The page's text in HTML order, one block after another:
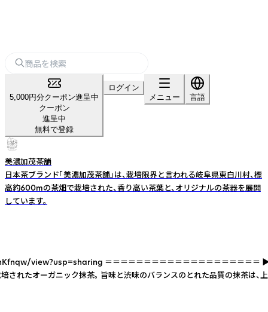
5,000円分クーポン進呈中
クーポン
進呈中
無料で登録
ログイン
メニュー
言語
美濃加茂茶舗
日本茶ブランド「美濃加茂茶舗」は、栽培限界と言われる岐阜県東白川村、標
高約600mの茶畑で栽培された、香り高い茶葉と、オリジナルの茶器を展開
しています。
＝＝＝＝＝＝＝＝＝＝＝＝＝＝＝＝＝＝＝＝ ▶
オーガニック抹茶。 旨味と渋味のバランスのとれた品質の抹茶